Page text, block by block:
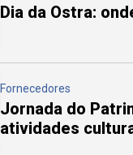
Dia da Ostra:
Fornecedores
Jornada do
atividades